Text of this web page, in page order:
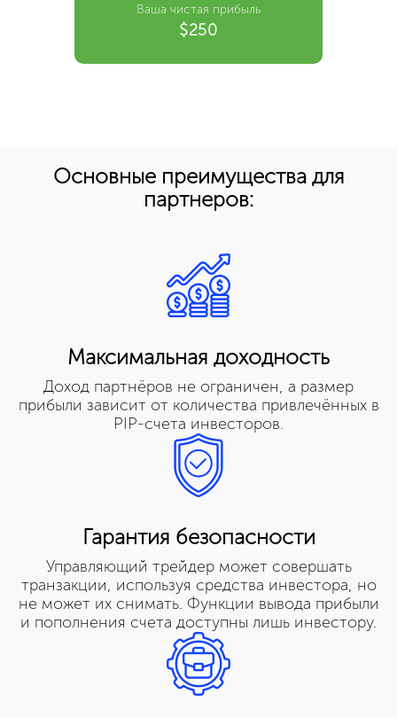
Ваша чистая прибыль
$250
Основные преимущества для
партнеров:
Максимальная доходность
Доход партнёров не ограничен, а размер
прибыли зависит от количества привлечённых в
PIP-счета инвесторов.
Гарантия безопасности
Управляющий трейдер может совершать
транзакции, используя средства инвестора, но
не может их снимать. Функции вывода прибыли
и пополнения счета доступны лишь инвестору.